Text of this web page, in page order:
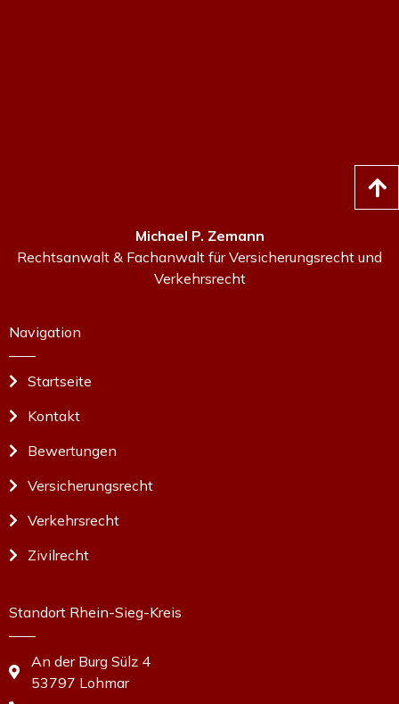
Michael P. Zemann
Rechtsanwalt & Fachanwalt für Versicherungsrecht und
Verkehrsrecht
Navigation
Startseite
Kontakt
Bewertungen
Versicherungsrecht
Verkehrsrecht
Zivilrecht
Standort Rhein-Sieg-Kreis
An der Burg Sülz 4
53797 Lohmar